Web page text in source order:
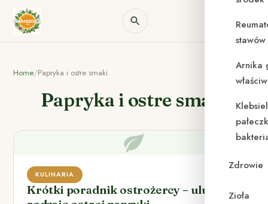
Arnika
Zdrowie
Zioła
Home/Papryka i ostre smaki
Papryka i ostre smaki
KULINARIA
Krótki poradnik ostrożercy – ulubione